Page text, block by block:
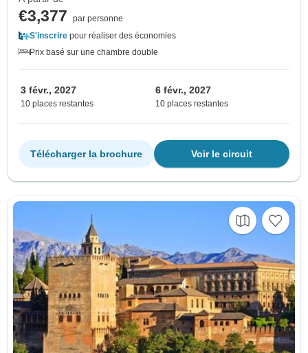
€3,377
par personne
S'inscrire pour réaliser des économies
Prix basé sur une chambre double
3 févr., 2027
10 places restantes
6 févr., 2027
10 places restantes
Voir le circuit
Télécharger la brochure